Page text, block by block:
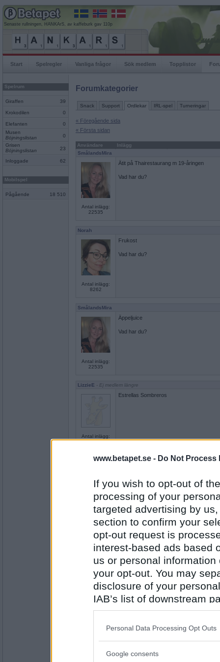
www.betapet.se - Do Not Process
If you wish to opt-out of
processing of your
targeted advertising by
section to confirm your
opt-out request is
interest-based ads based
us or personal
your opt-out. You may
disclosure of your
IAB’s list of downstream
also be disclosed by us
Downstream Participants
Please note that this
Personal Data Processing Opt Outs
Google consents
Senaste rullningen, HANKArS, av kaffeburk gav 110p
Start Spelregler Vanliga frågor Sök medlem Topplistor
Spelrum
Giraffen 39
Krokodilen 0
Elefanten
0
Musen
Böjningslistan
0
Grisen
Böjningslistan
23
Inloggade 62
Mobilspel
Pågående 18 510
Forumkategorier
Snack Support Ordlekar IRL-spel Turneringar
« Föregående sida
« Första sidan
Användare
Inlägg
SmålandsMira
Antal inlägg:
22535
Ätit på Thairestaurang m 19-åringen
Vad har du?
Norah
Antal inlägg:
8262
Frukost
Vad har du?
SmålandsMira
Antal inlägg:
22535
Äppeljuice
Vad har du?
LizzieE - Ej medlem längre
Antal inlägg:
1889
Estrellas Sombreros
LizzieE- Ej medlem längre
Antal inlägg:
Antal inlägg: 241
Jag har jobbat idag
Vad har du?
Antal inlägg:
vad har du?